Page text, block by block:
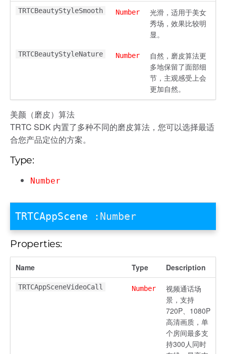
TRTCBeautyStyleSmooth Number
光滑，适用于美女
秀场，效果比较明
显。
TRTCBeautyStyleNature Number
自然，磨皮算法更
多地保留了面部细
节，主观感受上会
更加自然。
美颜（磨皮）算法
TRTC SDK 内置了多种不同的磨皮算法，您可以选择最适
合您产品定位的方案。
Type:
Number
TRTCAppScene :Number
Properties:
Name Type Description
TRTCAppSceneVideoCall Number
视频通话场
景，支持
720P、1080P
高清画质，单
个房间最多支
持300人同时